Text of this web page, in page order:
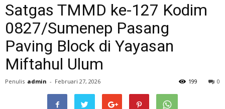
Satgas TMMD ke-127 Kodim
0827/Sumenep Pasang
Paving Block di Yayasan
Miftahul Ulum
Penulis admin - Februari 27, 2026 0
199